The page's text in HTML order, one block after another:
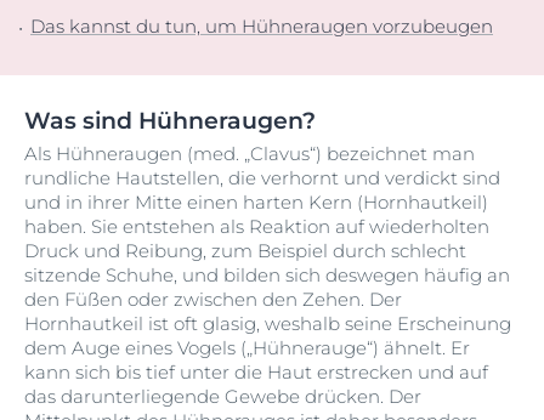
Das kannst du tun, um Hühneraugen vorzubeugen
Was sind Hühneraugen?
Als Hühneraugen (med. „Clavus“) bezeichnet man
rundliche Hautstellen, die verhornt und verdickt sind
und in ihrer Mitte einen harten Kern (Hornhautkeil)
haben. Sie entstehen als Reaktion auf wiederholten
Druck und Reibung, zum Beispiel durch schlecht
sitzende Schuhe, und bilden sich deswegen häufig an
den Füßen oder zwischen den Zehen. Der
Hornhautkeil ist oft glasig, weshalb seine Erscheinung
dem Auge eines Vogels („Hühnerauge“) ähnelt. Er
kann sich bis tief unter die Haut erstrecken und auf
das darunterliegende Gewebe drücken. Der